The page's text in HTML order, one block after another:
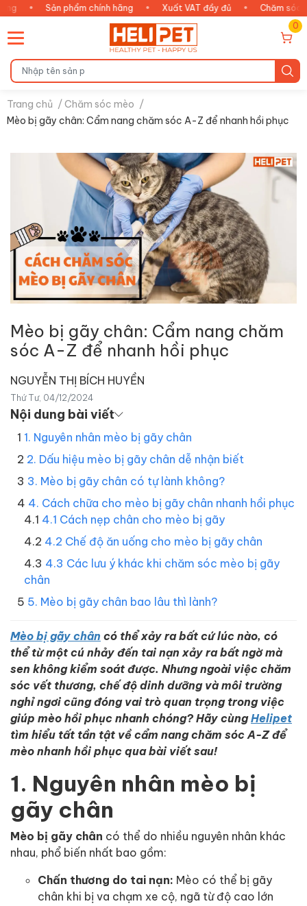
Sản phẩm chính hãng • Xuất VAT đầy đủ •
Chăm sóc thông
0
Trang chủ /Chăm sóc mèo /
Mèo bị gãy chân: Cẩm nang chăm sóc A-Z để nhanh hồi phục
Mèo bị gãy chân: Cẩm nang chăm
sóc A-Z để nhanh hồi phục
NGUYỄN THỊ BÍCH HUYỀN
Thứ Tư, 04/12/2024
Nội dung bài viết
1. Nguyên nhân mèo bị gãy chân
2. Dấu hiệu mèo bị gãy chân dễ nhận biết
3. Mèo bị gãy chân có tự lành không?
4. Cách chữa cho mèo bị gãy chân nhanh hồi phục
4.1 Cách nẹp chân cho mèo bị gãy
4.2 Chế độ ăn uống cho mèo bị gãy chân
4.3 Các lưu ý khác khi chăm sóc mèo bị gãy
chân
5. Mèo bị gãy chân bao lâu thì lành?
Mèo bị gãy chân có thể xảy ra bất cứ lúc nào, có
thể từ một cú nhảy đến tai nạn xảy ra bất ngờ mà
sen không kiểm soát được. Nhưng ngoài việc chăm
sóc vết thương, chế độ dinh dưỡng và môi trường
nghỉ ngơi cũng đóng vai trò quan trọng trong việc
giúp mèo hồi phục nhanh chóng? Hãy cùngHelipet
tìm hiểu tất tần tật về cẩm nang chăm sóc A-Z để
mèo nhanh hồi phục qua bài viết sau!
1. Nguyên nhân mèo bị
gãy chân
Mèo bị gãy chân có thể do nhiều nguyên nhân khác
nhau, phổ biến nhất bao gồm:
Chấn thương do tai nạn: Mèo có thể bị gãy
chân khi bị va chạm xe cộ, ngã từ độ cao lớn